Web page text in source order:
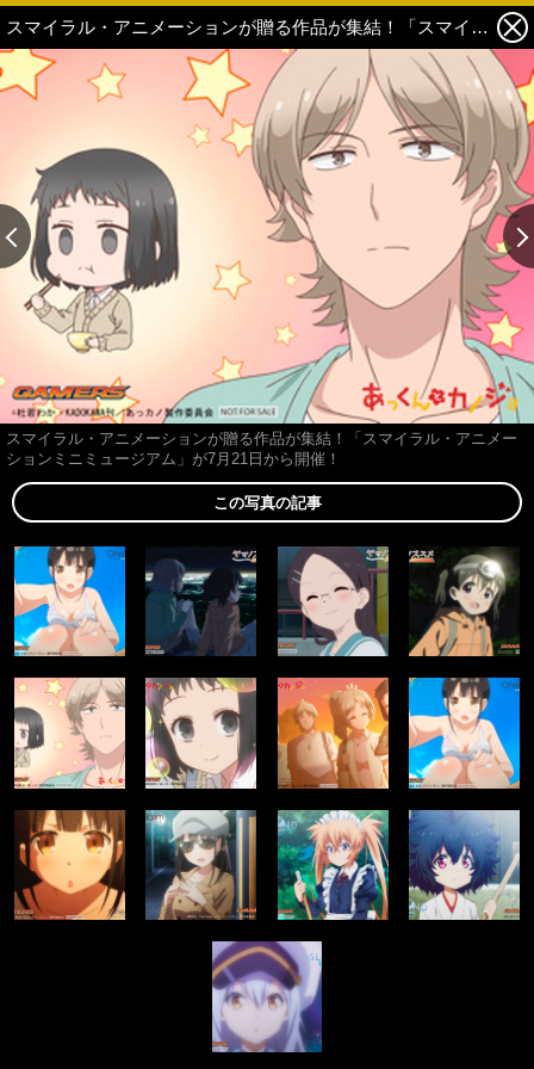
スマイラル・アニメーションが贈る作品が集結！「スマイラル・アニメーションミニミュージアム」が7月21日から開催！ 5枚目の写真・画像
スマイラル・アニメーションが贈る作品が集結！「スマイラル・アニメー
ションミニミュージアム」が7月21日から開催！
この写真の記事